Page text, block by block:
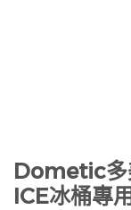
Dometic多
ICE冰桶專